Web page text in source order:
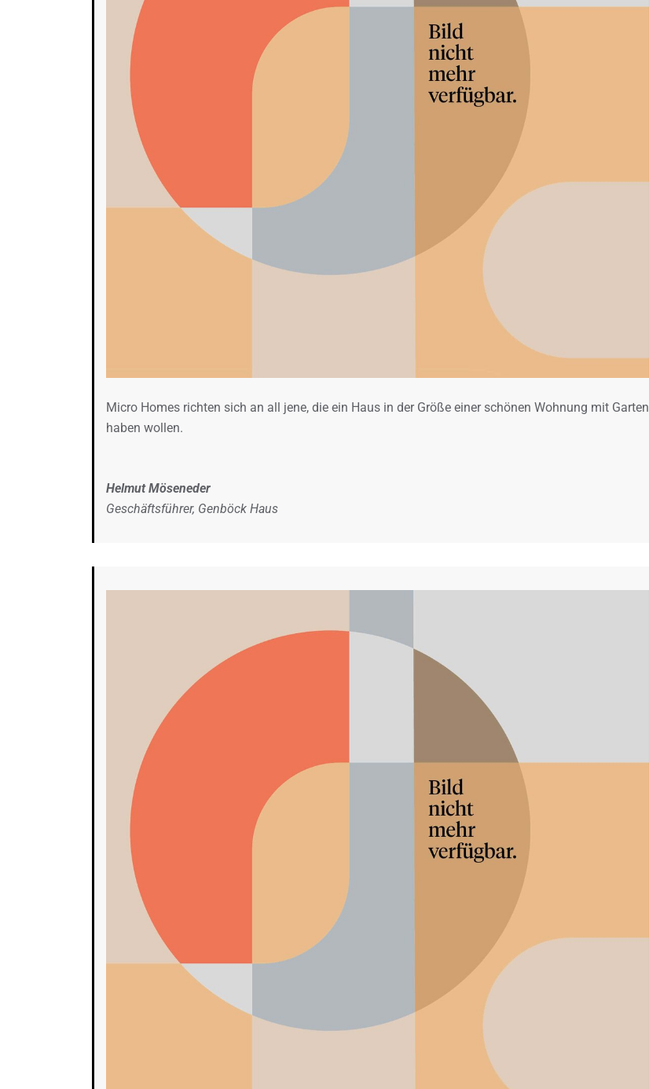
Micro Homes richten sich an all jene, die ein Haus in der Größe einer schönen Wohnung mit Garten
haben wollen.
Helmut Möseneder
Geschäftsführer, Genböck Haus